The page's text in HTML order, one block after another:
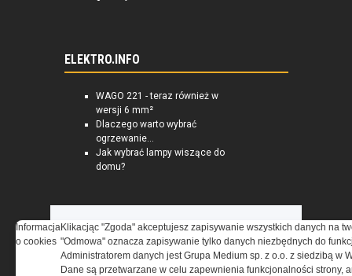
ELEKTRO.INFO
WAGO 221 - teraz również w
wersji 6 mm²
Dlaczego warto wybrać
ogrzewanie...
Jak wybrać lampy wiszące do
domu?
Informacja
o cookies
Klikacjąc "Zgoda" akceptujesz zapisywanie wszystkich danych na
"Odmowa" oznacza zapisywanie tylko danych niezbędnych do
Administratorem danych jest Grupa Medium sp. z o.o. z siedzibą w
Dane są przetwarzane w celu zapewnienia funkcjonalności strony,